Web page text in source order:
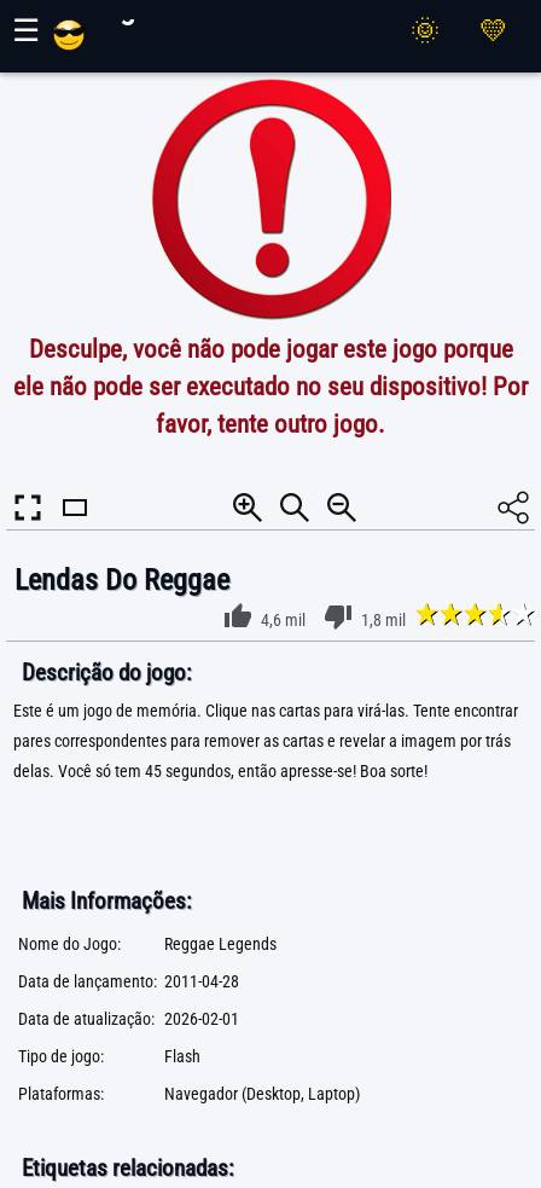
☰
Desculpe, você não pode jogar este jogo porque
ele não pode ser executado no seu dispositivo! Por
favor, tente outro jogo.
Lendas Do Reggae
4,6 mil 1,8 mil
Descrição do jogo:
Este é um jogo de memória. Clique nas cartas para virá-las. Tente encontrar
pares correspondentes para remover as cartas e revelar a imagem por trás
delas. Você só tem 45 segundos, então apresse-se! Boa sorte!
Mais Informações:
Nome do Jogo:
Reggae Legends
Data de lançamento: 2011-04-28
Data de atualização: 2026-02-01
Tipo de jogo:
Flash
Plataformas:
Navegador (Desktop, Laptop)
Etiquetas relacionadas: